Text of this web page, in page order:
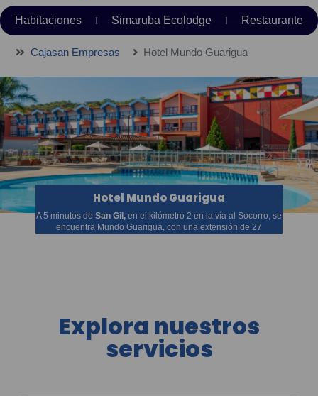
Habitaciones Simaruba Ecolodge Restaurante
Cajasan Empresas Hotel Mundo Guarigua
Hotel Mundo Guarigua
A 5 minutos de San Gil, en el kilómetro 2 en la vía al Socorro, se
encuentra Mundo Guarigua, con una extensión de 27
Explora nuestros
servicios